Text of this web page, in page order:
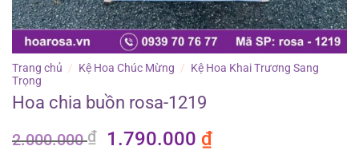
Trang chủ / Kệ Hoa Chúc Mừng / Kệ Hoa Khai Trương Sang
Trọng
Hoa chia buồn rosa-1219
2.000.000₫ Giá
1.790.000 ₫Giá